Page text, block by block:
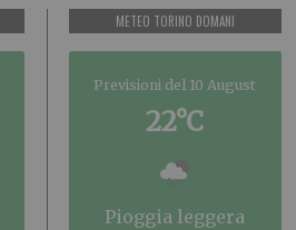
METEO TORINO DOMANI
Previsioni del 10 August
22°C
pioggia leggera